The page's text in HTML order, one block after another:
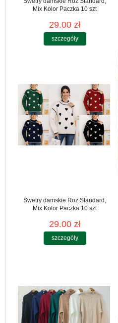
Mix Kolor Paczka 10 szt
29.00 zł
szczegóły
Swetry damskie Roz Standard,
Mix Kolor Paczka 10 szt
29.00 zł
szczegóły